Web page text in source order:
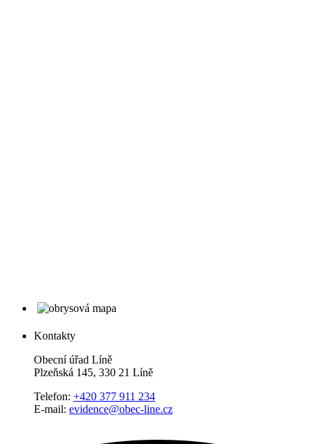
Kontakty
Obecní úřad Líně
Plzeňská 145, 330 21 Líně
Telefon: +420 377 911 234
E-mail: evidence@obec-line.cz